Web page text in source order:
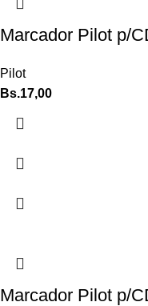
Marcador Pilot p/
Pilot
Bs.17,00
Marcador Pilot p/